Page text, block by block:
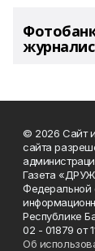
© 2026 Сайт
сайта
Газета
Федеральной
Республике
02 - 01879 от
Об